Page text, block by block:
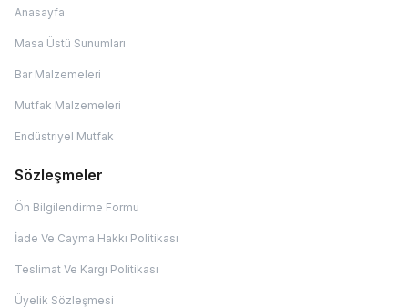
Anasayfa
Masa Üstü Sunumları
Bar Malzemeleri
Mutfak Malzemeleri
Endüstriyel Mutfak
Sözleşmeler
Ön Bilgilendirme Formu
İade Ve Cayma Hakkı Politikası
Teslimat Ve Kargı Politikası
Üyelik Sözleşmesi